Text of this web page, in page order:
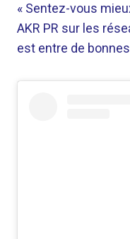
« Sentez-vous
AKR PR sur les
est entre de